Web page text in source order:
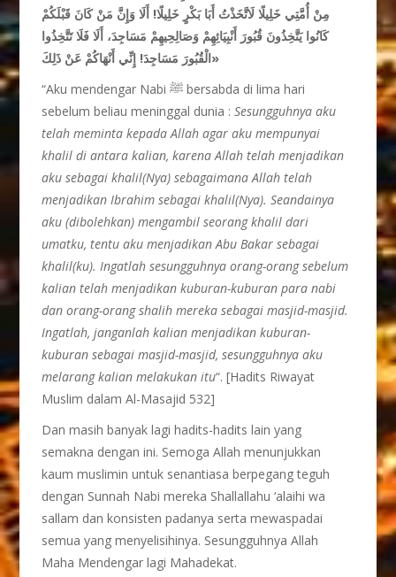
مِنْ أُمَّتِي خَلِيلًا لَاتَّخَذْتُ أَبَا بَكْرٍ خَلِيلًا! أَلَا وَإِنَّ مَنْ كَانَ قَبْلَكُمْ
كَانُوا يَتَّخِذُونَ قُبُورَ أَنْبِيَائِهِمْ وَصَالِحِيهِمْ مَسَاجِدَ، أَلَا فَلَا تَتَّخِذُوا
الْقُبُورَ مَسَاجِدَ! إِنِّي أَنْهَاكُمْ عَنْ ذَلِكَ»
“Aku mendengar Nabi ﷺ bersabda di lima hari
sebelum beliau meninggal dunia :Sesungguhnya aku
telah meminta kepada Allah agar aku mempunyai
khalil di antara kalian, karena Allah telah menjadikan
aku sebagai khalil(Nya) sebagaimana Allah telah
menjadikan Ibrahim sebagai khalil(Nya). Seandainya
aku (dibolehkan) mengambil seorang khalil dari
umatku, tentu aku menjadikan Abu Bakar sebagai
khalil(ku). Ingatlah sesungguhnya orang-orang sebelum
kalian telah menjadikan kuburan-kuburan para nabi
dan orang-orang shalih mereka sebagai masjid-masjid.
Ingatlah, janganlah kalian menjadikan kuburan-
kuburan sebagai masjid-masjid, sesungguhnya aku
melarang kalian melakukan itu“. [Hadits Riwayat
Muslim dalam Al-Masajid 532]
Dan masih banyak lagi hadits-hadits lain yang
semakna dengan ini. Semoga Allah menunjukkan
kaum muslimin untuk senantiasa berpegang teguh
dengan Sunnah Nabi mereka Shallallahu ‘alaihi wa
sallam dan konsisten padanya serta mewaspadai
semua yang menyelisihinya. Sesungguhnya Allah
Maha Mendengar lagi Mahadekat.